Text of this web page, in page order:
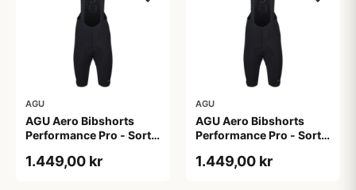
AGU
AGU Aero Bibshorts
Performance Pro - Sort -
1.449,00 kr
AGU
AGU Aero Bibshorts
Performance Pro - Sort -
1.449,00 kr